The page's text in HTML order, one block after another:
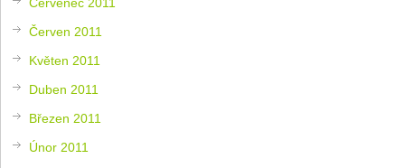
Červenec 2011
Červen 2011
Květen 2011
Duben 2011
Březen 2011
Únor 2011